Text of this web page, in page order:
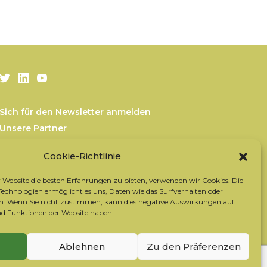
Cookie-Richtlinie
die besten Erfahrungen zu bieten, verwenden wir Cookies. Die
ermöglicht es uns, Daten wie das Surfverhalten oder
Wenn Sie nicht zustimmen, kann dies negative Auswirkungen auf
Funktionen der Website haben.
Ablehnen Zu den Präferenzen
TwitterLinkedIn
Youtube
Sich für den Newsletter anmelden
Unsere Partner
Rechtliche Hinweise
Cookie-Richtlinie